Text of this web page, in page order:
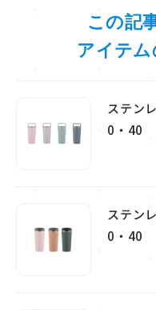
この記
アイテ
ステン
0・40
ステン
0・40